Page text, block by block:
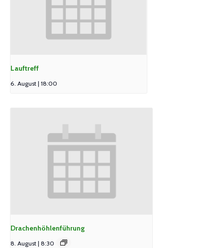
Lauftreff
6. August | 18:00
Drachenhöhlenführung
8. August | 8:30